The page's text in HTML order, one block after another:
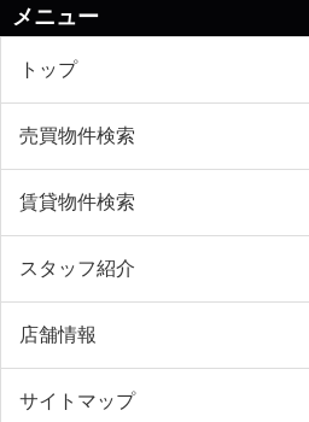
メニュー
トップ
売買物件検索
賃貸物件検索
スタッフ紹介
店舗情報
サイトマップ